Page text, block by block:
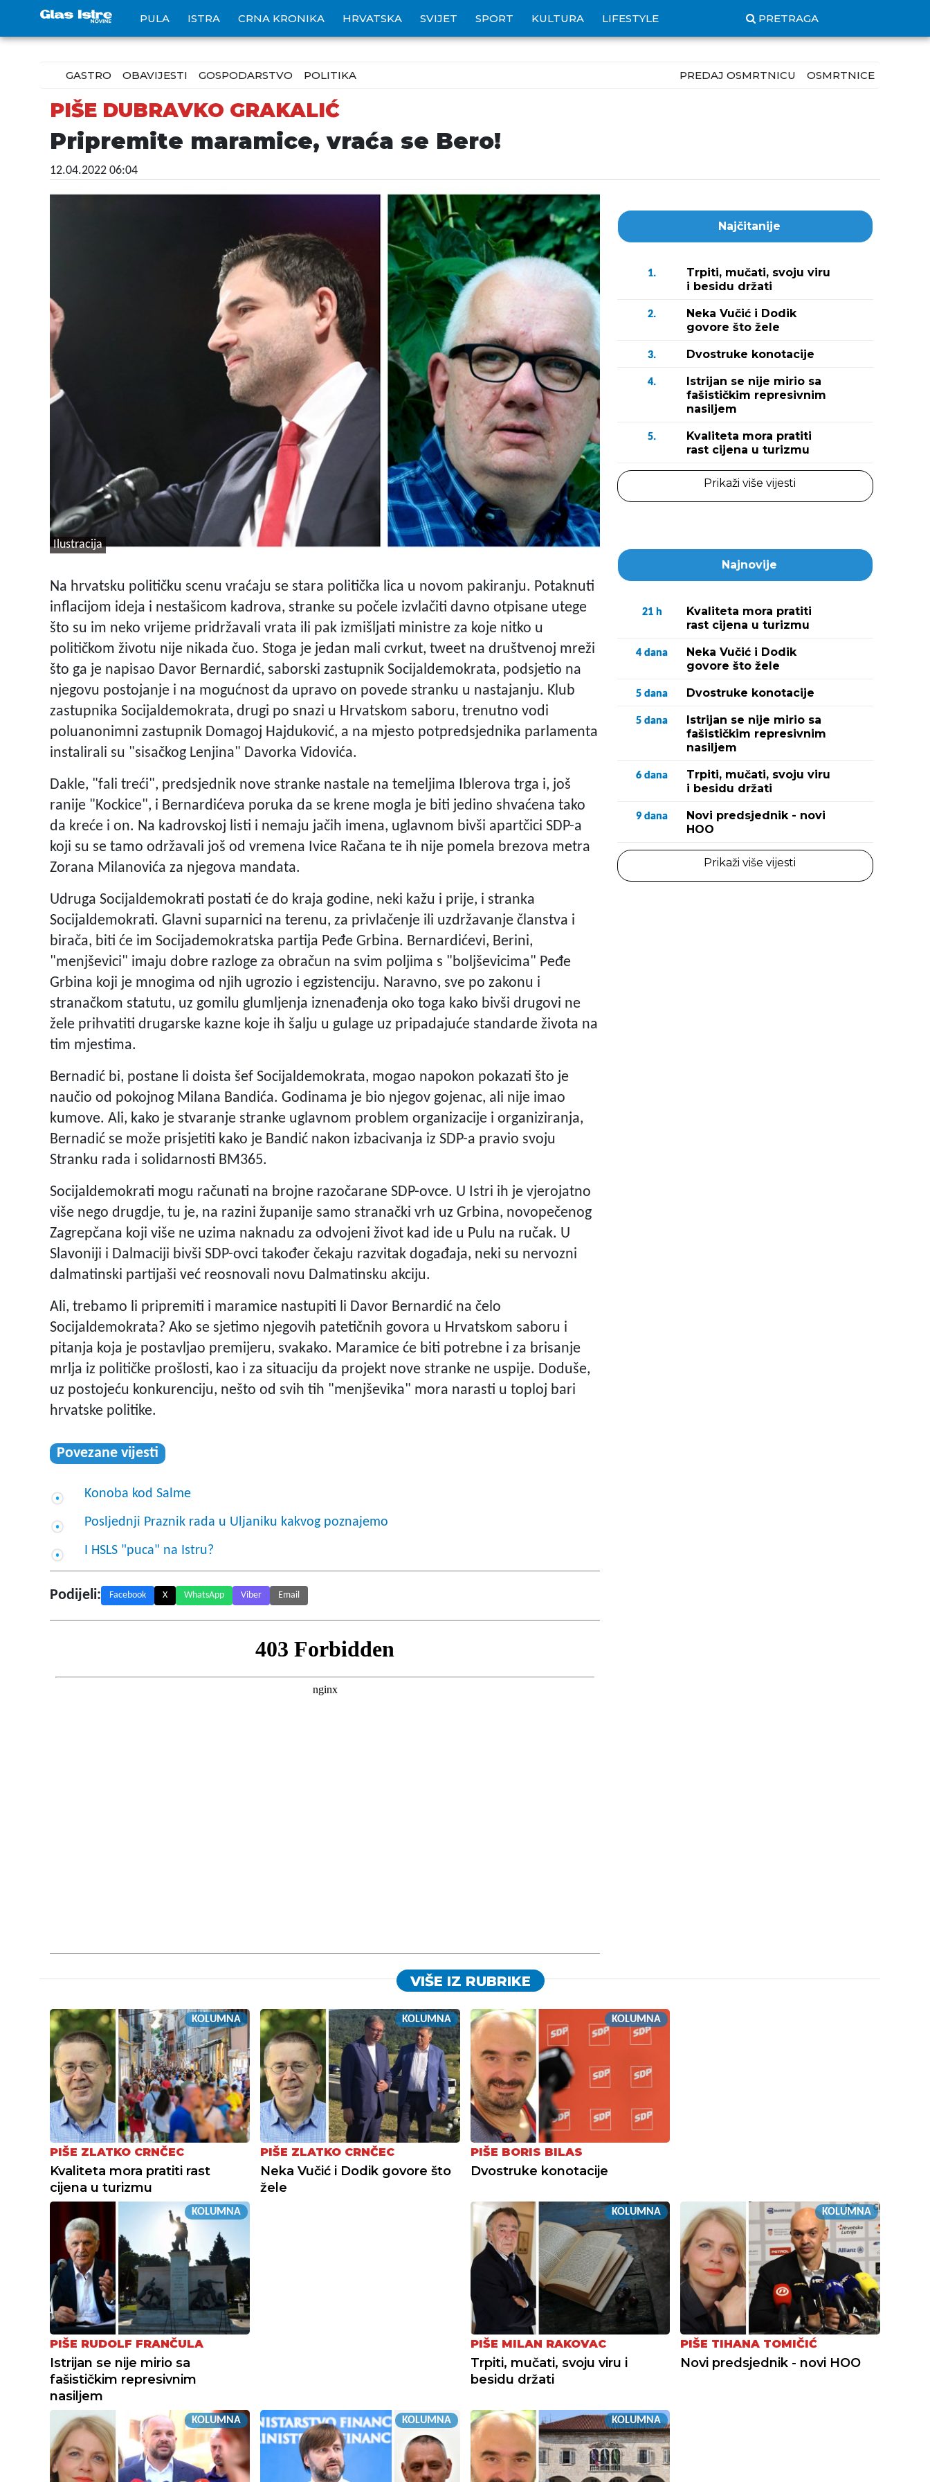
PULA ISTRA CRNA KRONIKA HRVATSKA SVIJET SPORT KULTURA LIFESTYLE PRETRAGA
GASTRO OBAVIJESTI GOSPODARSTVO POLITIKA PREDAJ OSMRTNICU OSMRTNICE
PIŠE DUBRAVKO GRAKALIĆ
Pripremite maramice, vraća se Bero!
12.04.2022 06:04
Ilustracija
Na hrvatsku političku scenu vraćaju se stara politička lica u novom pakiranju. Potaknuti
inflacijom ideja i nestašicom kadrova, stranke su počele izvlačiti davno otpisane utege
što su im neko vrijeme pridržavali vrata ili pak izmišljati ministre za koje nitko u
političkom životu nije nikada čuo. Stoga je jedan mali cvrkut, tweet na društvenoj mreži
što ga je napisao Davor Bernardić, saborski zastupnik Socijaldemokrata, podsjetio na
njegovu postojanje i na mogućnost da upravo on povede stranku u nastajanju. Klub
zastupnika Socijaldemokrata, drugi po snazi u Hrvatskom saboru, trenutno vodi
poluanonimni zastupnik Domagoj Hajduković, a na mjesto potpredsjednika parlamenta
instalirali su "sisačkog Lenjina" Davorka Vidovića.
Dakle, "fali treći", predsjednik nove stranke nastale na temeljima Iblerova trga i, još
ranije "Kockice", i Bernardićeva poruka da se krene mogla je biti jedino shvaćena tako
da kreće i on. Na kadrovskoj listi i nemaju jačih imena, uglavnom bivši apartčici SDP-a
koji su se tamo održavali još od vremena Ivice Račana te ih nije pomela brezova metra
Zorana Milanovića za njegova mandata.
Udruga Socijaldemokrati postati će do kraja godine, neki kažu i prije, i stranka
Socijaldemokrati. Glavni suparnici na terenu, za privlačenje ili uzdržavanje članstva i
birača, biti će im Socijademokratska partija Peđe Grbina. Bernardićevi, Berini,
"menjševici" imaju dobre razloge za obračun na svim poljima s "boljševicima" Peđe
Grbina koji je mnogima od njih ugrozio i egzistenciju. Naravno, sve po zakonu i
stranačkom statutu, uz gomilu glumljenja iznenađenja oko toga kako bivši drugovi ne
žele prihvatiti drugarske kazne koje ih šalju u gulage uz pripadajuće standarde života na
tim mjestima.
Bernadić bi, postane li doista šef Socijaldemokrata, mogao napokon pokazati što je
naučio od pokojnog Milana Bandića. Godinama je bio njegov gojenac, ali nije imao
kumove. Ali, kako je stvaranje stranke uglavnom problem organizacije i organiziranja,
Bernadić se može prisjetiti kako je Bandić nakon izbacivanja iz SDP-a pravio svoju
Stranku rada i solidarnosti BM365.
Socijaldemokrati mogu računati na brojne razočarane SDP-ovce. U Istri ih je vjerojatno
više nego drugdje, tu je, na razini županije samo stranački vrh uz Grbina, novopečenog
Zagrepčana koji više ne uzima naknadu za odvojeni život kad ide u Pulu na ručak. U
Slavoniji i Dalmaciji bivši SDP-ovci također čekaju razvitak događaja, neki su nervozni
dalmatinski partijaši već reosnovali novu Dalmatinsku akciju.
Ali, trebamo li pripremiti i maramice nastupiti li Davor Bernardić na čelo
Socijaldemokrata? Ako se sjetimo njegovih patetičnih govora u Hrvatskom saboru i
pitanja koja je postavljao premijeru, svakako. Maramice će biti potrebne i za brisanje
mrlja iz političke prošlosti, kao i za situaciju da projekt nove stranke ne uspije. Doduše,
uz postojeću konkurenciju, nešto od svih tih "menjševika" mora narasti u toploj bari
hrvatske politike.
Povezane vijesti
Konoba kod Salme
Posljednji Praznik rada u Uljaniku kakvog poznajemo
I HSLS "puca" na Istru?
Podijeli: Facebook X WhatsApp Viber Email
Najčitanije
1.
Trpiti, mučati, svoju viru
i besidu držati
2.
Neka Vučić i Dodik
govore što žele
3. Dvostruke konotacije
4.
Istrijan se nije mirio sa
fašističkim represivnim
nasiljem
5.
Kvaliteta mora pratiti
rast cijena u turizmu
Prikaži više vijesti
Najnovije
21 h
Kvaliteta mora pratiti
rast cijena u turizmu
4 dana
Neka Vučić i Dodik
govore što žele
5 dana Dvostruke konotacije
5 dana
Istrijan se nije mirio sa
fašističkim represivnim
nasiljem
6 dana
Trpiti, mučati, svoju viru
i besidu držati
9 dana
Novi predsjednik - novi
HOO
Prikaži više vijesti
VIŠE IZ RUBRIKE
KOLUMNA
PIŠE ZLATKO CRNČEC
Kvaliteta mora pratiti rast
cijena u turizmu
KOLUMNA
PIŠE ZLATKO CRNČEC
Neka Vučić i Dodik govore što
žele
KOLUMNA
PIŠE BORIS BILAS
Dvostruke konotacije
KOLUMNA
PIŠE RUDOLF FRANČULA
Istrijan se nije mirio sa
fašističkim represivnim
nasiljem
KOLUMNA
PIŠE MILAN RAKOVAC
Trpiti, mučati, svoju viru i
besidu držati
KOLUMNA
PIŠE TIHANA TOMIČIĆ
Novi predsjednik - novi HOO
KOLUMNA KOLUMNA KOLUMNA